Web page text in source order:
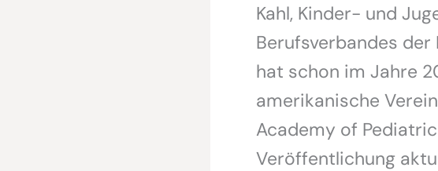
Kahl, Kinder- und
Berufsverbandes der
hat schon im Jahre
amerikanische
Academy of
Veröffentlichung